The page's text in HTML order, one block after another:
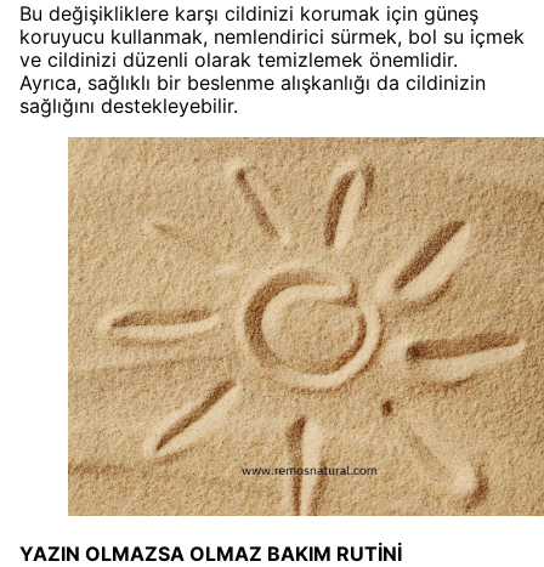
Bu değişikliklere karşı cildinizi korumak için güneş
koruyucu kullanmak, nemlendirici sürmek, bol su içmek
ve cildinizi düzenli olarak temizlemek önemlidir.
Ayrıca, sağlıklı bir beslenme alışkanlığı da cildinizin
sağlığını destekleyebilir.
YAZIN OLMAZSA OLMAZ BAKIM RUTİNİ